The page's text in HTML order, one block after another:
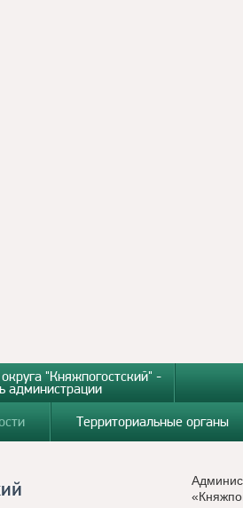
"Княжпогостский" -
администрации
Территориальные органы